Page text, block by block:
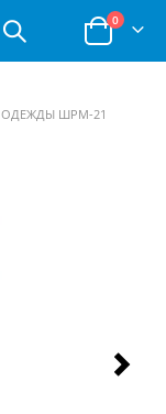
Корзина
0позиции
ШРМ-21